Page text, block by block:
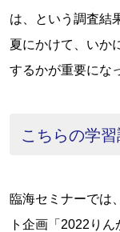
は、という調査結
夏にかけて、いか
するかが重要にな
こちらの学
臨海セミナーでは
ト企画「2022り